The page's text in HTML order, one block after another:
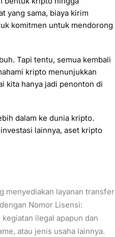
yang sama, biaya kirim
komitmen untuk mendorong
Tapi tentu, semua kembali
kripto menunjukkan
kita hanya jadi penonton di
dalam ke dunia kripto.
lainnya, aset kripto
menyediakan layanan transfer
Nomor Lisensi:
ilegal apapun dan
atau jenis usaha lainnya.